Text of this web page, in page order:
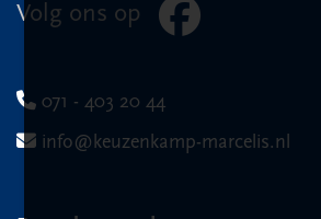
Volg ons op
071 - 403 20 44
info@keuzenkamp-marcelis.nl